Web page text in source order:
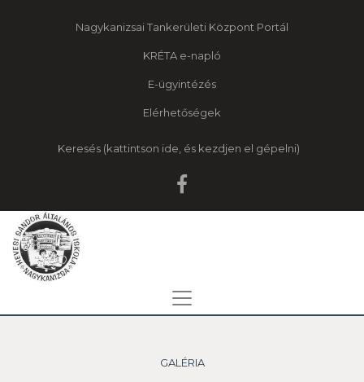
Nagykanizsai Tankerületi Központ Portál
KRÉTA e-napló
E-ügyintézés
Elérhetőségek
Keresés
GALÉRIA